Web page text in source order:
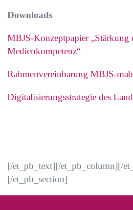
Downloads
MBJS-Konzeptpapier „Stärkung
Medienkompetenz“
Rahmenvereinbarung MBJS-
Digitalisierungsstrategie des
[/et_pb_text][/et_pb_column][/
[/et_pb_section]